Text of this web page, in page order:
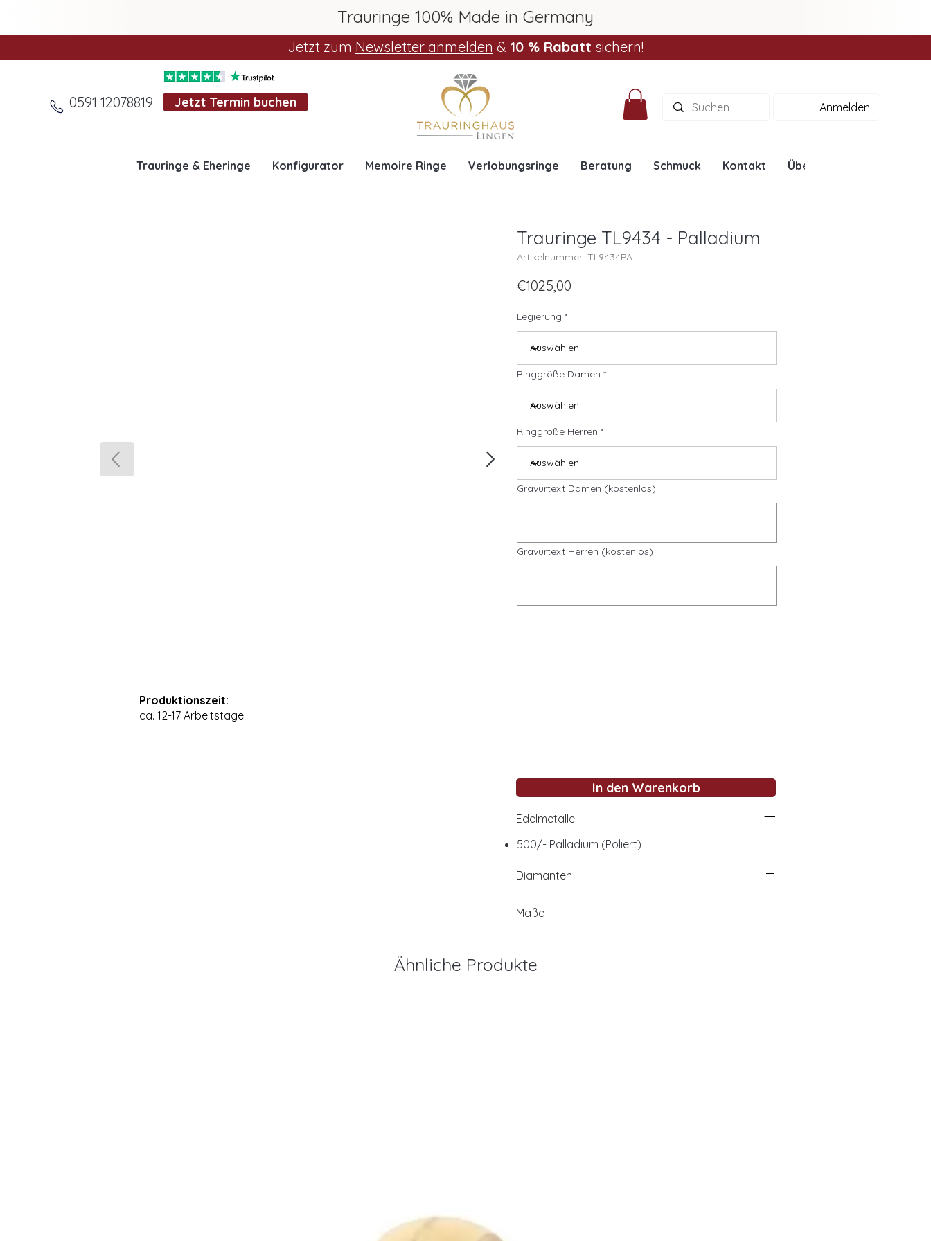
Trauringe 100% Made in Germany
Jetzt zum Newsletter anmelden & 10 % Rabatt sichern!
0591 12078819 Jetzt Termin buchen Anmelden
Trauringe & Eheringe Konfigurator Memoire Ringe Verlobungsringe Beratung Schmuck Kontakt Über uns
Produktionszeit:
ca. 12-17 Arbeitstage
Trauringe TL9434 - Palladium
Artikelnummer: TL9434PA
€1025,00
Legierung
Ringgröße Damen
Ringgröße Herren
Gravurtext Damen (kostenlos)
Gravurtext Herren (kostenlos)
In den Warenkorb
Edelmetalle
500/- Palladium (Poliert)
Diamanten
Maße
Ähnliche Produkte